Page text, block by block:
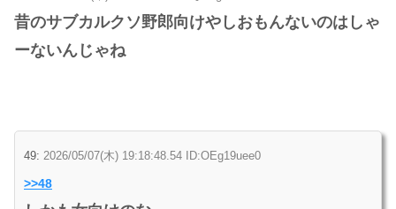
昔のサブカルクソ野郎向けやしおもんないのはしゃ
ーないんじゃね
49: 2026/05/07(木) 19:18:48.54 ID:OEg19uee0
>>48